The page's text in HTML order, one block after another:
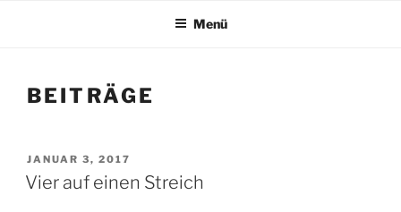
Menü
BEITRÄGE
VERÖFFENTLICHT
AM
JANUAR 3, 2017
Vier auf einen Streich